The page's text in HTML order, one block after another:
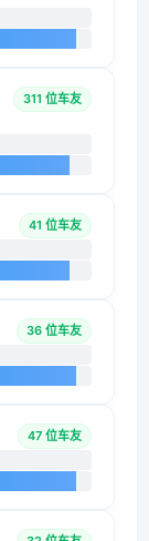
311 位车友
41 位车友
36 位车友
47 位车友